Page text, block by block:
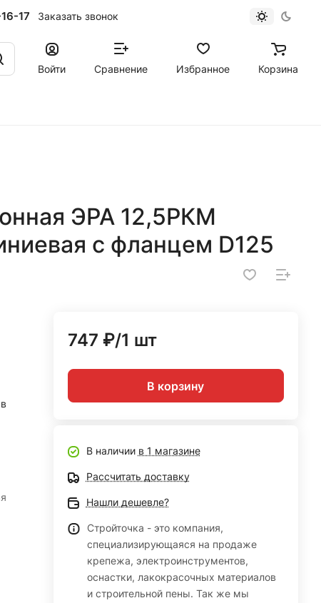
17 Заказать звонок
Войти Сравнение Избранное Корзина
ЭРА 12,5РКМ
с фланцем D125
747 ₽/1 шт
В корзину
В наличии в 1 магазине
Рассчитать доставку
Нашли дешевле?
Стройточка - это компания,
специализирующаяся на продаже
крепежа, электроинструментов,
оснастки, лакокрасочных материалов
и строительной пены. Так же мы